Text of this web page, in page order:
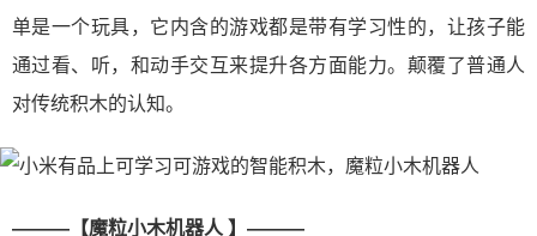
单是一个玩具，它内含的游戏都是带有学习性的，让孩子能
通过看、听，和动手交互来提升各方面能力。颠覆了普通人
对传统积木的认知。
―――【魔粒小木机器人 】―――